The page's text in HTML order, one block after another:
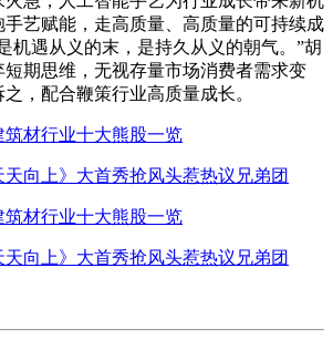
艺赋能，走高质量、高质量的可持续成
机遇从义的末，是持久从义的朝气。”胡
期思维，无视存量市场消费者需求变
，配合鞭策行业高质量成长。
筑材行业十大熊股一览
天向上》大首秀抢风头惹热议兄弟团
筑材行业十大熊股一览
天向上》大首秀抢风头惹热议兄弟团